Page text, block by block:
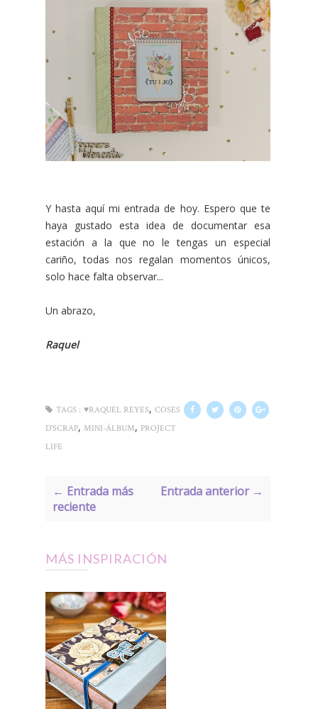
Y hasta aquí mi entrada de hoy. Espero que te
haya gustado esta idea de documentar esa
estación a la que no le tengas un especial
cariño, todas nos regalan momentos únicos,
solo hace falta observar...
Un abrazo,
Raquel
TAGS : ♥RAQUEL REYES, COSES
D'SCRAP, MINI-ÁLBUM, PROJECT
LIFE
← Entrada más
reciente
Entrada anterior →
MÁS INSPIRACIÓN